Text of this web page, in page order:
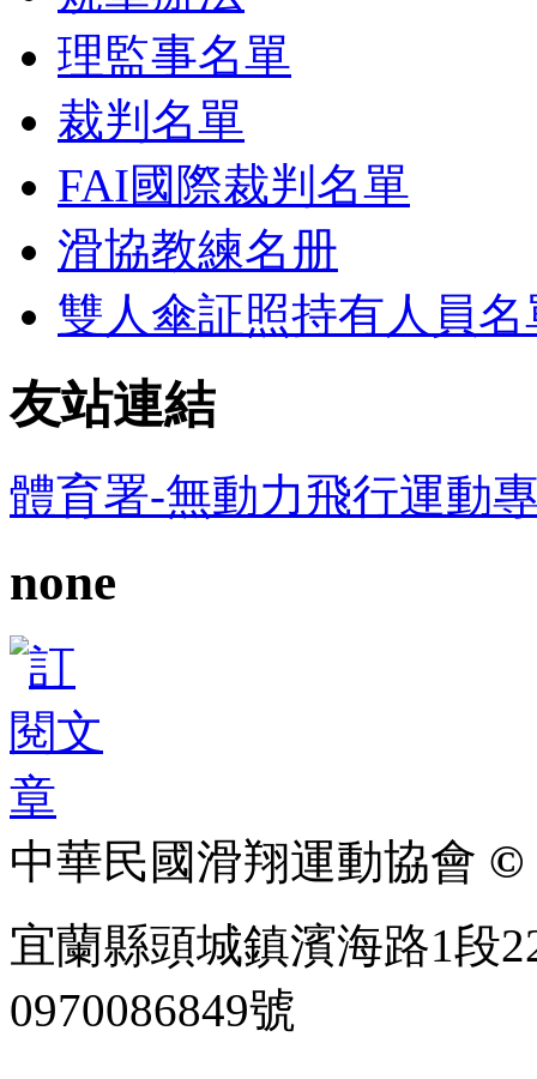
理監事名單
裁判名單
FAI國際裁判名單
滑協教練名册
雙人傘証照持有人員名
友站連結
體育署-無動力飛行運動
none
中華民國滑翔運動協會 ©
宜蘭縣頭城鎮濱海路1
0970086849號